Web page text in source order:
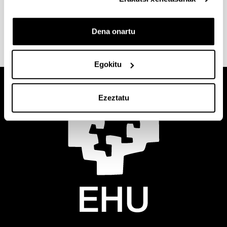
Dena onartu
Egokitu
Ezeztatu